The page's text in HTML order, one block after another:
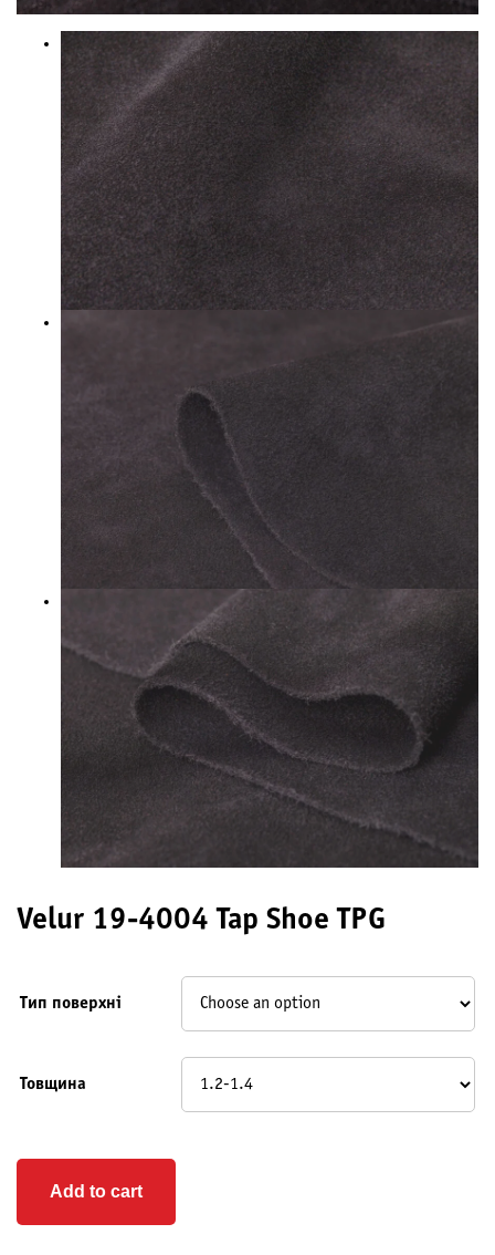
Velur 19-4004 Tap Shoe TPG
Тип поверхні
Товщина
Add to cart